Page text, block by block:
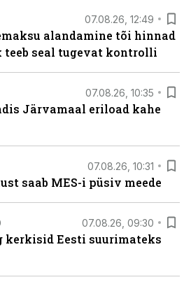
07.08.26, 12:49
alandamine tõi hinnad
seal tugevat kontrolli
07.08.26, 10:35
Järvamaal eriload kahe
07.08.26, 10:31
saab MES-i püsiv meede
07.08.26, 09:30
kerkisid Eesti suurimateks